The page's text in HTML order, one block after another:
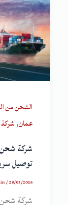
الشحن من
عمان,
شركة
توصيل
/28/03/2026
شركة